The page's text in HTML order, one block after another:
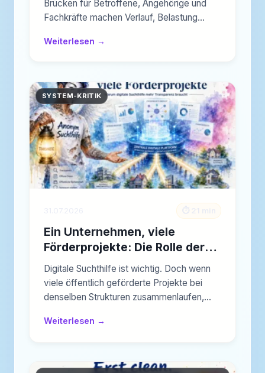
Brücken für Betroffene, Angehörige und
Fachkräfte machen Verlauf, Belastung…
Weiterlesen →
SYSTEM-KRITIK
Ein Unternehmen, viele
Förderprojekte: Die Rolle der
Delphi GmbH in der digitalen
Suchthilfe
Digitale Suchthilfe ist wichtig. Doch wenn
viele öffentlich geförderte Projekte bei
denselben Strukturen zusammenlaufen,
Weiterlesen →